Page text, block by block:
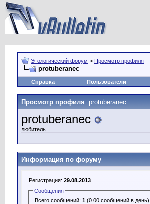
Этологический форум > Просмотр профиля
protuberanec
Справка Пользователи
Просмотр профиля: protuberanec
protuberanec
любитель
Информация по форуму
Регистрация: 29.08.2013
Сообщения
Всего сообщений:1 (0.00 сообщений в день)